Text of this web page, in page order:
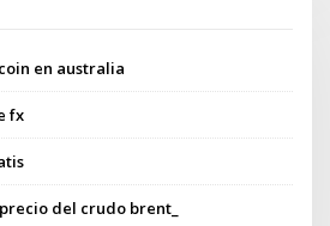
en australia
fx
del crudo brent_